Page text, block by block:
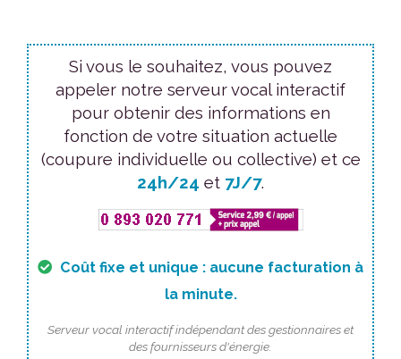
Si vous le souhaitez, vous pouvez
appeler notre serveur vocal interactif
pour obtenir des informations en
fonction de votre situation actuelle
(coupure individuelle ou collective) et ce
24h/24 et 7J/7.
Coût fixe et unique : aucune facturation à
la minute.
Serveur vocal interactif indépendant des gestionnaires et
des fournisseurs d'énergie.